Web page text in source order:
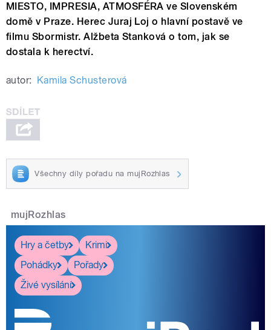
MIESTO, IMPRESIA, ATMOSFÉRA ve Slovenském
domě v Praze. Herec Juraj Loj o hlavní postavě ve
filmu Sbormistr. Alžbeta Stanková o tom, jak se
dostala k herectví.
autor: Kamila Schusterová
Všechny díly pořadu na mujRozhlas
mujRozhlas
Hry a četby
Krimi
Pohádky
Pořady
Živé vysílání